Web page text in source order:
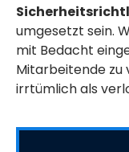
umgesetzt sein.
mit Bedacht
Mitarbeitende zu
irrtümlich als